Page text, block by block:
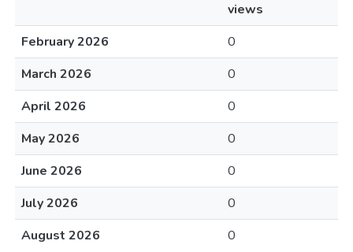
views
February 2026
0
March 2026
0
April 2026
0
May 2026
0
June 2026
0
July 2026
0
August 2026
0